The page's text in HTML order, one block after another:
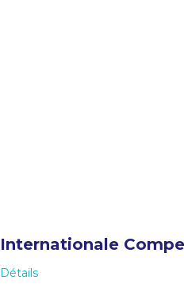
Internationale
Détails